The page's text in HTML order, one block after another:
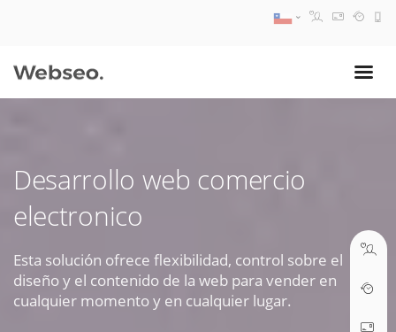
Desarrollo web comercio
electronico
Esta solución ofrece flexibilidad, control sobre el
diseño y el contenido de la web para vender en
cualquier momento y en cualquier lugar.
09:30 AM A 18:30 PM
soporte@webseo.cl
ABRIR TICKET